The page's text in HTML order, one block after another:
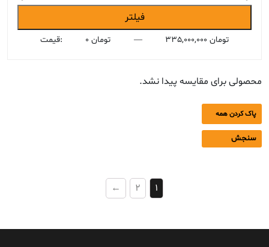
فیلتر
قیمت: 0 تومان — 335,000,000 تومان
محصولی برای مقایسه پیدا نشد.
پاک کردن همه
سنجش
1
2
←